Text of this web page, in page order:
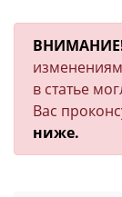
в статье
Вас
ниже.